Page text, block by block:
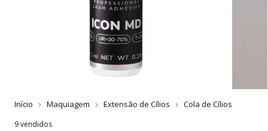
Início Maquiagem Extensão de Cílios Cola de Cílios
9 vendidos